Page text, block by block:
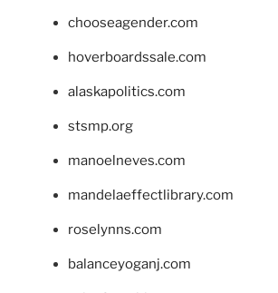
chooseagender.com
hoverboardssale.com
alaskapolitics.com
stsmp.org
manoelneves.com
mandelaeffectlibrary.com
roselynns.com
balanceyoganj.com